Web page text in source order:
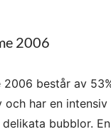
2006
2006 består av
och har en
bubblor.